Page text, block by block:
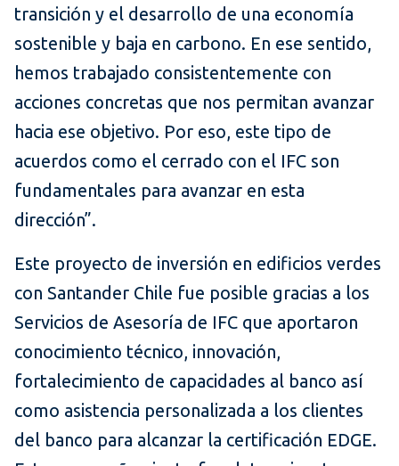
transición y el desarrollo de una economía
sostenible y baja en carbono. En ese sentido,
hemos trabajado consistentemente con
acciones concretas que nos permitan avanzar
hacia ese objetivo. Por eso, este tipo de
acuerdos como el cerrado con el IFC son
fundamentales para avanzar en esta
dirección”.
Este proyecto de inversión en edificios verdes
con Santander Chile fue posible gracias a los
Servicios de Asesoría de IFC que aportaron
conocimiento técnico, innovación,
fortalecimiento de capacidades al banco así
como asistencia personalizada a los clientes
del banco para alcanzar la certificación EDGE.